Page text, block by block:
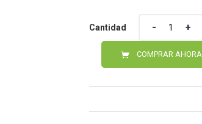
Cantidad
COMPRAR AHORA